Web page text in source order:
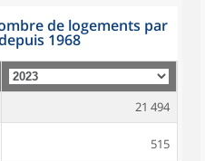
de logements par
1968
21 494
515